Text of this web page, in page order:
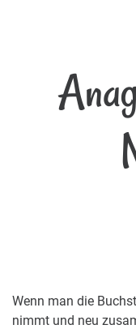
Wenn man die
nimmt und neu